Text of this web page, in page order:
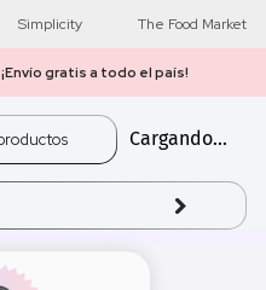
Simplicity The Food Market
¡Envío gratis a todo el país!
Cargando...